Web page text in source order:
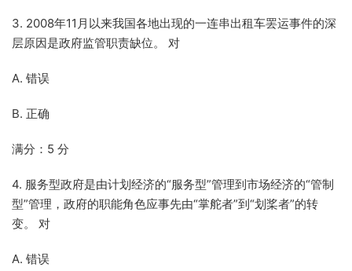
3. 2008年11月以来我国各地出现的一连串出租车罢运事件的深
层原因是政府监管职责缺位。 对
A. 错误
B. 正确
满分：5 分
4. 服务型政府是由计划经济的“服务型”管理到市场经济的“管制
型”管理，政府的职能角色应事先由“掌舵者”到“划桨者”的转
变。 对
A. 错误